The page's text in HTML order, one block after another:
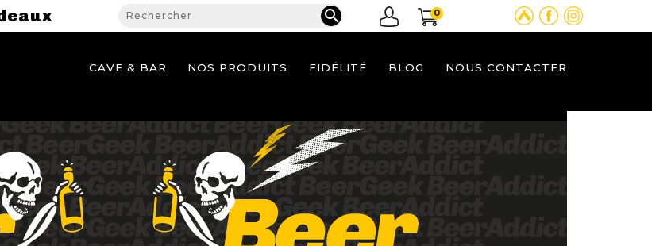
 0
CAVE & BAR NOS PRODUITS FIDÉLITÉ BLOG NOUS CONTACTER